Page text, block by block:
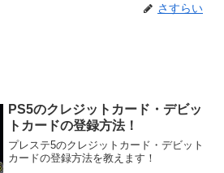
さすらい
PS5のクレジットカード・デビッ
トカードの登録方法！
プレステ5のクレジットカード・デビット
カードの登録方法を教えます！